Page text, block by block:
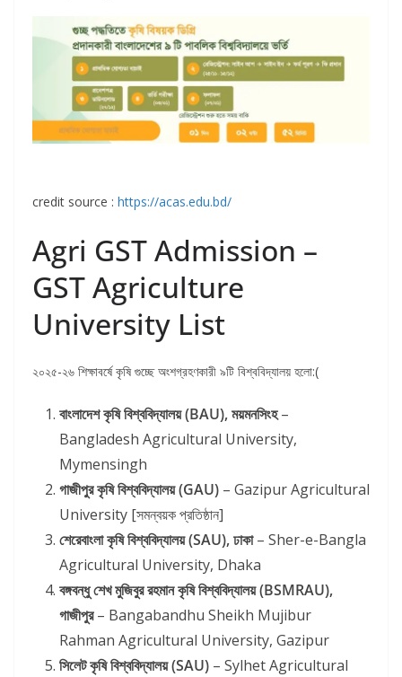
credit source : https://acas.edu.bd/
Agri GST Admission –
GST Agriculture
University List
২০২৫-২৬ শিক্ষাবর্ষে কৃষি গুচ্ছে অংশগ্রহণকারী ৯টি বিশ্ববিদ্যালয় হলো:(
বাংলাদেশ কৃষি বিশ্ববিদ্যালয় (BAU), ময়মনসিংহ–
Bangladesh Agricultural University,
Mymensingh
গাজীপুর কৃষি বিশ্ববিদ্যালয় (GAU) – Gazipur Agricultural
University [সমন্বয়ক প্রতিষ্ঠান]
শেরেবাংলা কৃষি বিশ্ববিদ্যালয় (SAU), ঢাকা– Sher-e-Bangla
Agricultural University, Dhaka
বঙ্গবন্ধু শেখ মুজিবুর রহমান কৃষি বিশ্ববিদ্যালয় (BSMRAU),
গাজীপুর– Bangabandhu Sheikh Mujibur
Rahman Agricultural University, Gazipur
সিলেট কৃষি বিশ্ববিদ্যালয় (SAU) – Sylhet Agricultural